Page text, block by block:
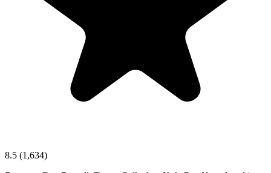
8.5 (1,634)